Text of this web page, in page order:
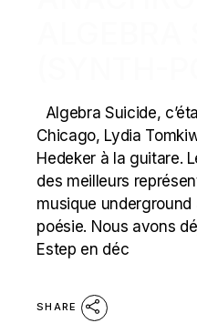
Algebra Suicide,
Chicago, Lydia
Hedeker à la guitare.
des meilleurs
musique
poésie. Nous avons
Estep en déc
SHARE